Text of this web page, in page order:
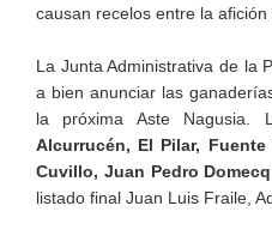
causan recelos entre la afición
La Junta Administrativa de la
a bien anunciar las
la próxima Aste Nagusia.
Alcurrucén, El Pilar,
Cuvillo, Juan Pedro
listado final Juan Luis Fraile,